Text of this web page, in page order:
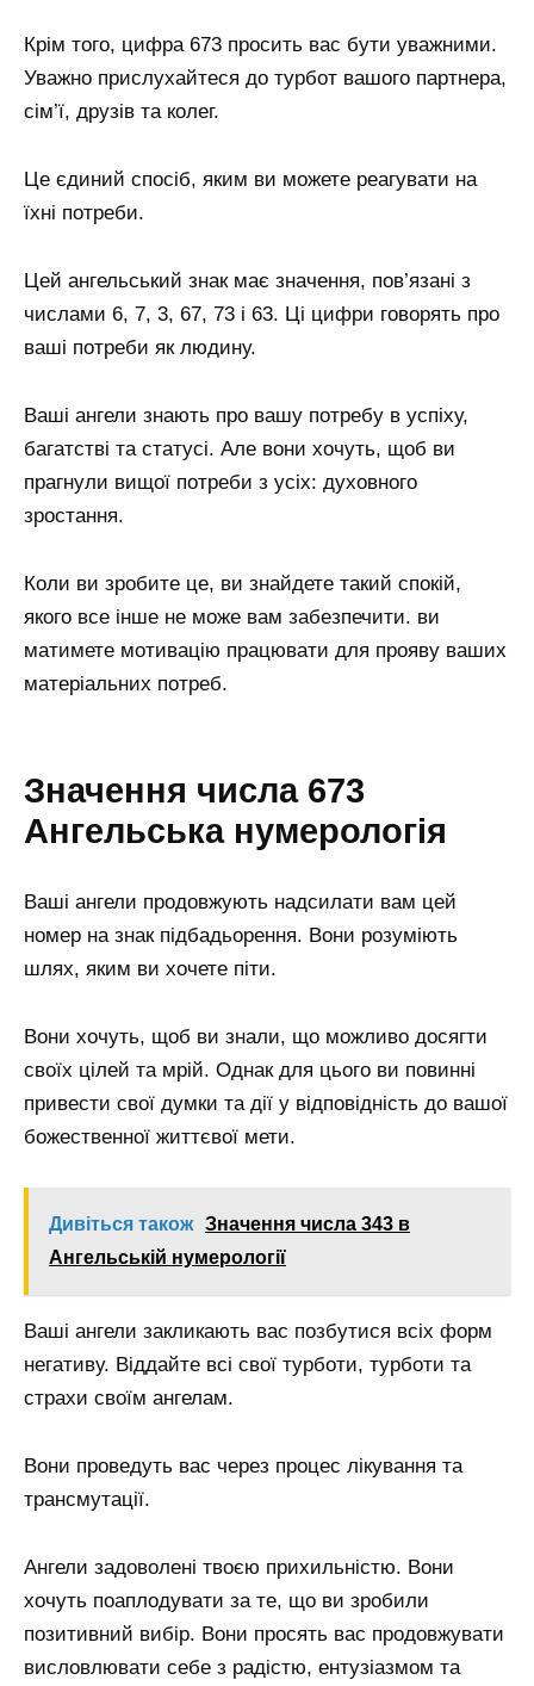
Крім того, цифра 673 просить вас бути уважними.
Уважно прислухайтеся до турбот вашого партнера,
сім’ї, друзів та колег.
Це єдиний спосіб, яким ви можете реагувати на
їхні потреби.
Цей ангельський знак має значення, пов’язані з
числами 6, 7, 3, 67, 73 і 63. Ці цифри говорять про
ваші потреби як людину.
Ваші ангели знають про вашу потребу в успіху,
багатстві та статусі. Але вони хочуть, щоб ви
прагнули вищої потреби з усіх: духовного
зростання.
Коли ви зробите це, ви знайдете такий спокій,
якого все інше не може вам забезпечити. ви
матимете мотивацію працювати для прояву ваших
матеріальних потреб.
Значення числа 673
Ангельська нумерологія
Ваші ангели продовжують надсилати вам цей
номер на знак підбадьорення. Вони розуміють
шлях, яким ви хочете піти.
Вони хочуть, щоб ви знали, що можливо досягти
своїх цілей та мрій. Однак для цього ви повинні
привести свої думки та дії у відповідність до вашої
божественної життєвої мети.
Дивіться також Значення числа 343 в
Ангельській нумерології
Ваші ангели закликають вас позбутися всіх форм
негативу. Віддайте всі свої турботи, турботи та
страхи своїм ангелам.
Вони проведуть вас через процес лікування та
трансмутації.
Ангели задоволені твоєю прихильністю. Вони
хочуть поаплодувати за те, що ви зробили
позитивний вибір. Вони просять вас продовжувати
висловлювати себе з радістю, ентузіазмом та